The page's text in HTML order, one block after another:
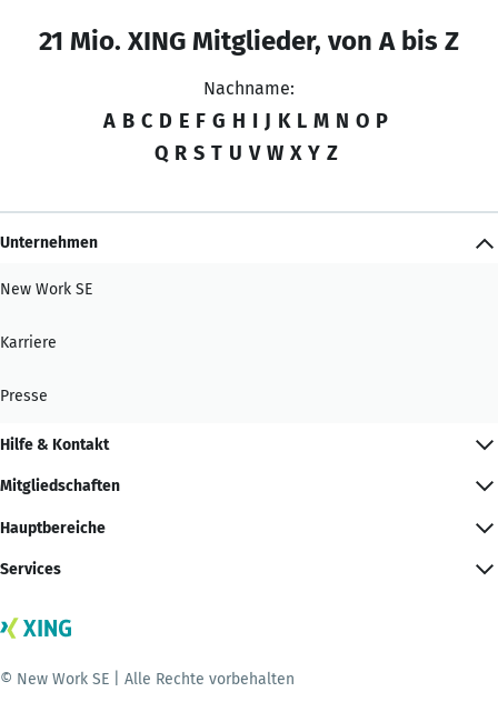
21 Mio. XING Mitglieder, von A bis Z
Nachname:
A B C D E F G H I J K L M N O P
Q R S T U V W X Y Z
Unternehmen
New Work SE
Karriere
Presse
Hilfe & Kontakt
Mitgliedschaften
Hauptbereiche
Services
© New Work SE | Alle Rechte vorbehalten